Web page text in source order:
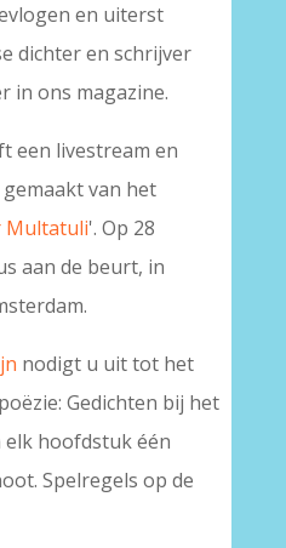
en uiterst
dichter en schrijver
in ons magazine.
een livestream en
van het
Multatuli'. Op 28
aan de beurt, in
nodigt u uit tot het
Gedichten bij het
elk hoofdstuk één
Spelregels op de